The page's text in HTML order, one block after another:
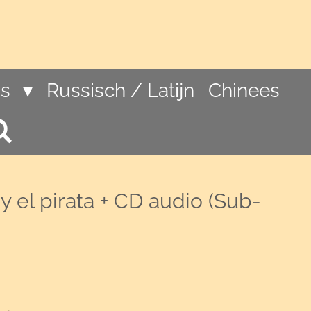
Russisch / Latijn Chinees
el pirata + CD audio (Sub-